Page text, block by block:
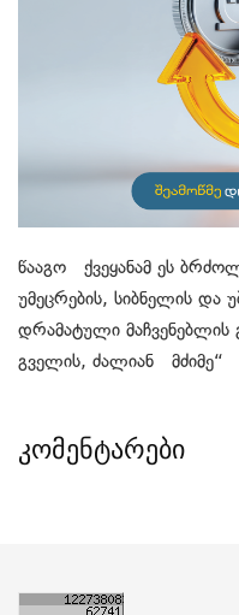
წააგო ქვეყანამ ეს
უმეცრების, სიბნელის
დრამატული მაჩვენებლის
გველის, ძალიან მძიმე“
კომენტარები